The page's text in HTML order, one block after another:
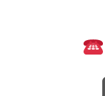
賃貸トラブル
電話番号: